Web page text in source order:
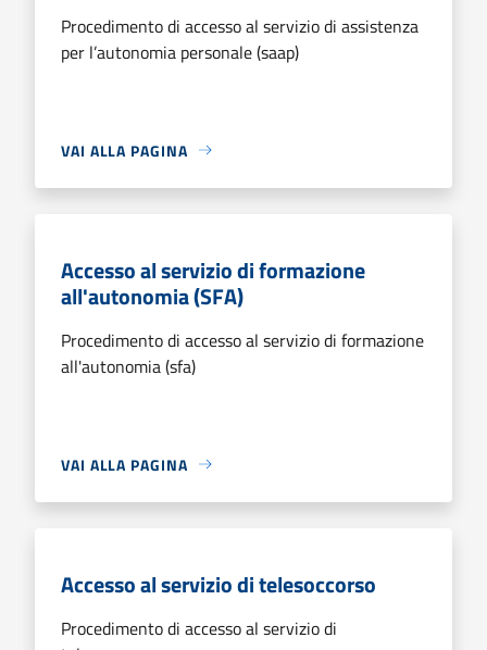
Procedimento di accesso al servizio di assistenza
per l’autonomia personale (saap)
VAI ALLA PAGINA
Accesso al servizio di formazione
all'autonomia (SFA)
Procedimento di accesso al servizio di formazione
all'autonomia (sfa)
VAI ALLA PAGINA
Accesso al servizio di telesoccorso
Procedimento di accesso al servizio di